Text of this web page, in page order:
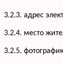
3.2.3. адрес
3.2.4. место
3.2.5.